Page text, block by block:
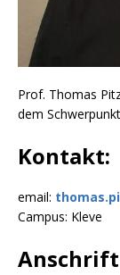
Prof. Thomas
dem
Kontakt:
email:
Campus: Kleve
Anschrift